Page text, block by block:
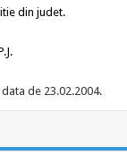
din judet.
data de 23.02.2004.